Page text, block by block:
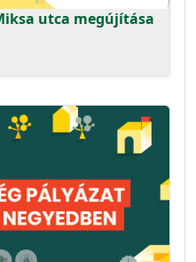
utca megújítása